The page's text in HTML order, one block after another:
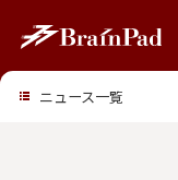
ニュース一覧